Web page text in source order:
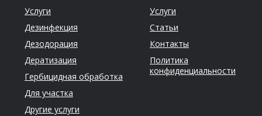
Услуги
Дезинфекция
Дезодорация
Дератизация
Гербицидная обработка
Для участка
Другие услуги
Услуги
Статьи
Контакты
Политика
конфиденциальности